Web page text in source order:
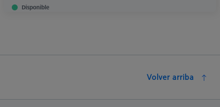
Disponible
Volver arriba